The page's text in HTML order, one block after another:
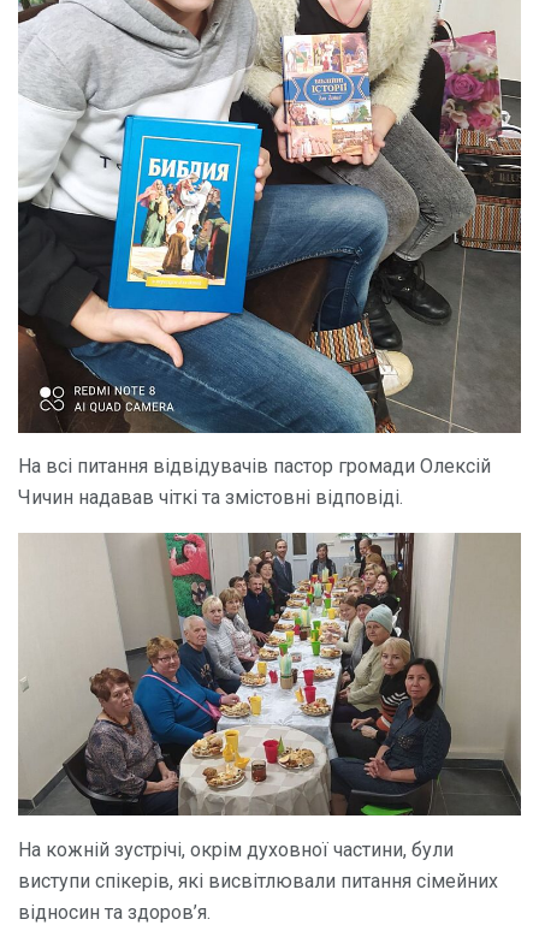
На всі питання відвідувачів пастор громади Олексій
Чичин надавав чіткі та змістовні відповіді.
На кожній зустрічі, окрім духовної частини, були
виступи спікерів, які висвітлювали питання сімейних
відносин та здоров’я.